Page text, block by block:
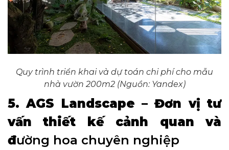
Quy trình triển khai và dự toán chi phí cho mẫu
nhà vườn 200m2 (Nguồn: Yandex)
5. AGS Landscape – Đơn vị tư
vấn thiết kế cảnh quan và
đường hoa chuyên nghiệp